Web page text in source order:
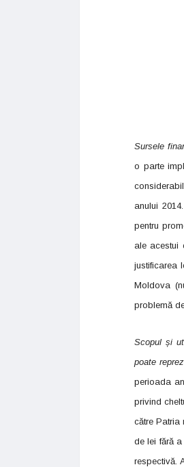
Sursele
o parte
anului
pentru
ale acestui
justificarea
Moldova
problemă
Scopul și
poate
perioada
privind
către Patria
de lei fără
respectivă.